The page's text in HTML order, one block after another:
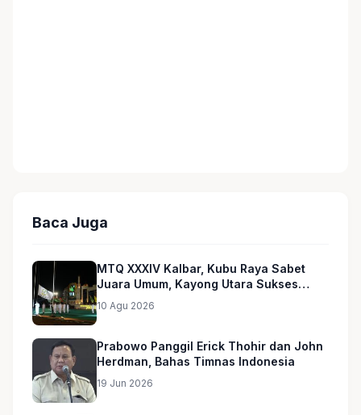
Baca Juga
MTQ XXXIV Kalbar, Kubu Raya Sabet
Juara Umum, Kayong Utara Sukses
Gelar dan Masuk 5 Besar
10 Agu 2026
Prabowo Panggil Erick Thohir dan John
Herdman, Bahas Timnas Indonesia
19 Jun 2026